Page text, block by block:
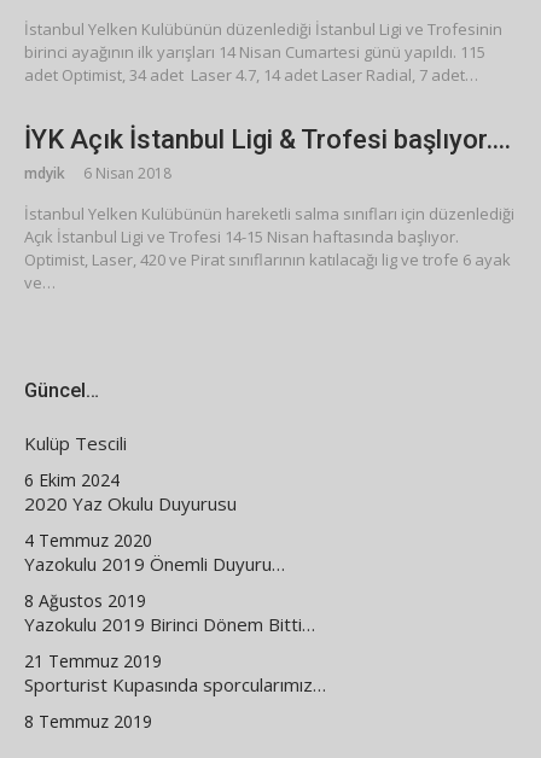
İstanbul Yelken Kulübünün düzenlediği İstanbul Ligi ve Trofesinin
birinci ayağının ilk yarışları 14 Nisan Cumartesi günü yapıldı. 115
adet Optimist, 34 adet Laser 4.7, 14 adet Laser Radial, 7 adet…
İYK Açık İstanbul Ligi & Trofesi başlıyor….
mdyik 6 Nisan 2018
İstanbul Yelken Kulübünün hareketli salma sınıfları için düzenlediği
Açık İstanbul Ligi ve Trofesi 14-15 Nisan haftasında başlıyor.
Optimist, Laser, 420 ve Pirat sınıflarının katılacağı lig ve trofe 6 ayak
ve…
Güncel…
Kulüp Tescili
6 Ekim 2024
2020 Yaz Okulu Duyurusu
4 Temmuz 2020
Yazokulu 2019 Önemli Duyuru…
8 Ağustos 2019
Yazokulu 2019 Birinci Dönem Bitti…
21 Temmuz 2019
Sporturist Kupasında sporcularımız…
8 Temmuz 2019